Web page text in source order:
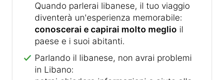
Quando parlerai libanese, il tuo viaggio
diventerà un'esperienza memorabile:
conoscerai e capirai molto meglio il
paese e i suoi abitanti.
Parlando il libanese, non avrai problemi
in Libano: